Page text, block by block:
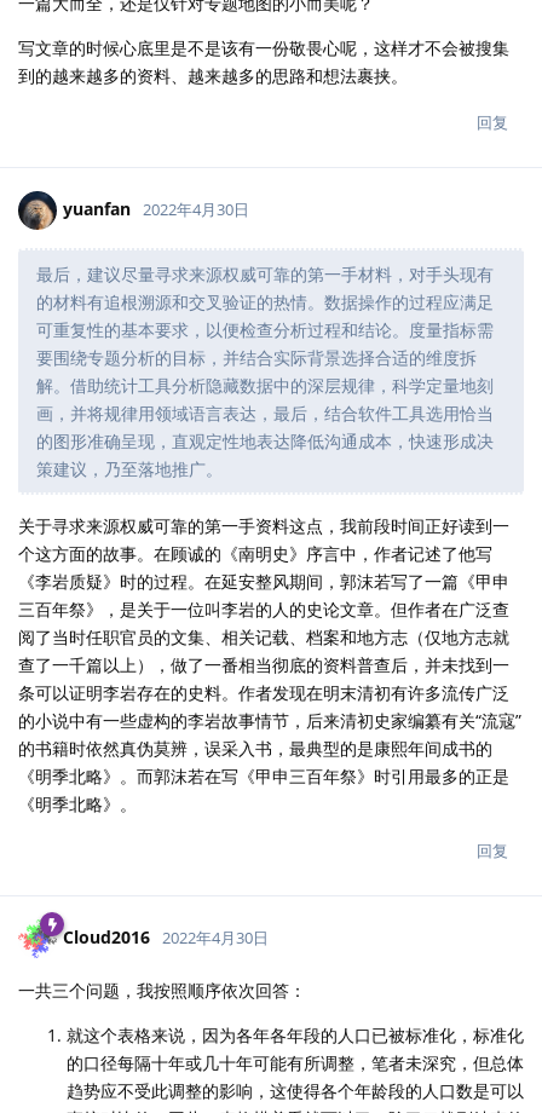
写文章的时候心底里是不是该有一份敬畏心呢，这样才不会被搜集
到的越来越多的资料、越来越多的思路和想法裹挟。
回复
yuanfan 2022年4月30日
最后，建议尽量寻求来源权威可靠的第一手材料，对手头现有
的材料有追根溯源和交叉验证的热情。数据操作的过程应满足
可重复性的基本要求，以便检查分析过程和结论。度量指标需
要围绕专题分析的目标，并结合实际背景选择合适的维度拆
解。借助统计工具分析隐藏数据中的深层规律，科学定量地刻
画，并将规律用领域语言表达，最后，结合软件工具选用恰当
的图形准确呈现，直观定性地表达降低沟通成本，快速形成决
策建议，乃至落地推广。
关于寻求来源权威可靠的第一手资料这点，我前段时间正好读到一
个这方面的故事。在顾诚的《南明史》序言中，作者记述了他写
《李岩质疑》时的过程。在延安整风期间，郭沫若写了一篇《甲申
三百年祭》，是关于一位叫李岩的人的史论文章。但作者在广泛查
阅了当时任职官员的文集、相关记载、档案和地方志（仅地方志就
查了一千篇以上），做了一番相当彻底的资料普查后，并未找到一
条可以证明李岩存在的史料。作者发现在明末清初有许多流传广泛
的小说中有一些虚构的李岩故事情节，后来清初史家编纂有关“流寇”
的书籍时依然真伪莫辨，误采入书，最典型的是康熙年间成书的
《明季北略》。而郭沫若在写《甲申三百年祭》时引用最多的正是
《明季北略》。
回复
Cloud2016 2022年4月30日
一共三个问题，我按照顺序依次回答：
就这个表格来说，因为各年各年段的人口已被标准化，标准化
的口径每隔十年或几十年可能有所调整，笔者未深究，但总体
趋势应不受此调整的影响，这使得各个年龄段的人口数是可以